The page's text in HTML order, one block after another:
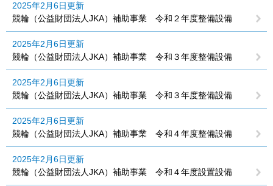
2025年2月6日更新
競輪（公益財団法人JKA）補助事業 令和２年度整備設備
2025年2月6日更新
競輪（公益財団法人JKA）補助事業 令和３年度整備設備
2025年2月6日更新
競輪（公益財団法人JKA）補助事業 令和３年度整備設備
2025年2月6日更新
競輪（公益財団法人JKA）補助事業 令和４年度整備設備
2025年2月6日更新
競輪（公益財団法人JKA）補助事業 令和４年度設置設備